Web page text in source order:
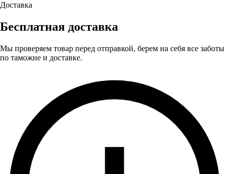
Доставка
Бесплатная доставка
Мы проверяем товар перед отправкой, берем на себя все заботы
по таможне и доставке.